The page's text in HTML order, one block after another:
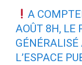
A
AOÛT 8H, LE
GÉNÉRALISÉ
L’ESPACE